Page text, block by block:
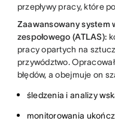
przepływy pracy, które
Zaawansowany system
zespołowego (ATLAS):
pracy opartych na
przywództwo.
błędów, a obejmuje on
śledzenia i analizy
monitorowania